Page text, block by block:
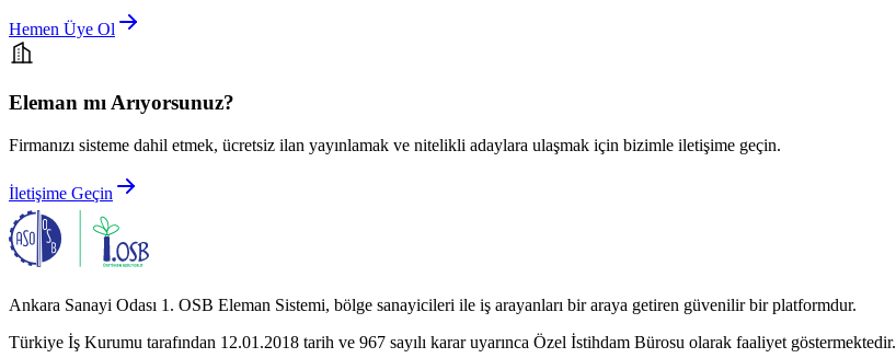
Hemen Üye Ol
Eleman mı Arıyorsunuz?
Firmanızı sisteme dahil etmek, ücretsiz ilan yayınlamak ve nitelikli adaylara ulaşmak için bizimle iletişime geçin.
İletişime Geçin
Ankara Sanayi Odası 1. OSB Eleman Sistemi, bölge sanayicileri ile iş arayanları bir araya getiren güvenilir bir platformdur.
Türkiye İş Kurumu tarafından 12.01.2018 tarih ve 967 sayılı karar uyarınca Özel İstihdam Bürosu olarak faaliyet göstermektedir.